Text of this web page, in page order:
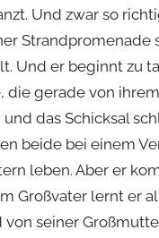
Und zwar so
Strandpromenade
Und er beginnt zu
die gerade von
das Schicksal
beide bei einem
leben. Aber er
Großvater lernt er
von seiner